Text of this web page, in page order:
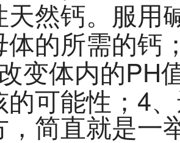
天然钙。服用
体的所需的钙
变体内的PH
可能性； 4
，简直就是一